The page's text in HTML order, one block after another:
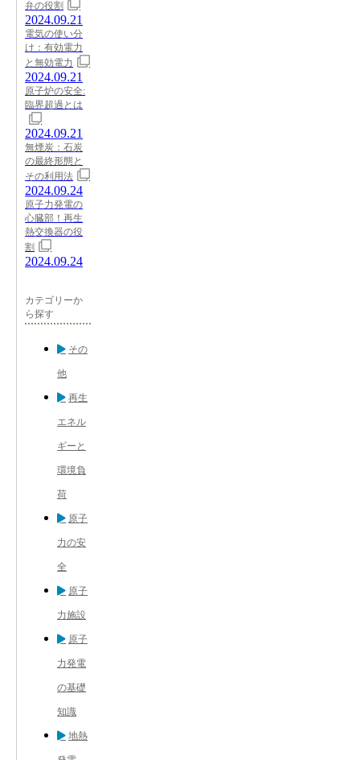
弁の役割
2024.09.21
電気の使い分
け：有効電力
と無効電力
2024.09.21
原子炉の安全:
臨界超過とは
2024.09.21
無煙炭：石炭
の最終形態と
その利用法
2024.09.24
原子力発電の
心臓部！再生
熱交換器の役
割
2024.09.24
カテゴリーか
ら探す
その
他
再生
エネル
ギーと
環境負
荷
原子
力の安
全
原子
力施設
原子
力発電
の基礎
知識
地熱